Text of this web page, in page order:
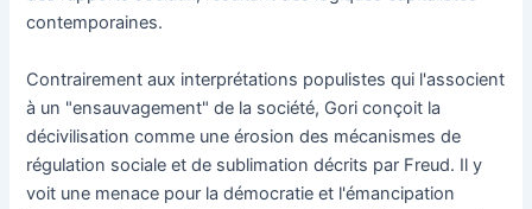
contemporaines.
Contrairement aux interprétations populistes qui l'associent
à un "ensauvagement" de la société, Gori conçoit la
décivilisation comme une érosion des mécanismes de
régulation sociale et de sublimation décrits par Freud. Il y
voit une menace pour la démocratie et l'émancipation